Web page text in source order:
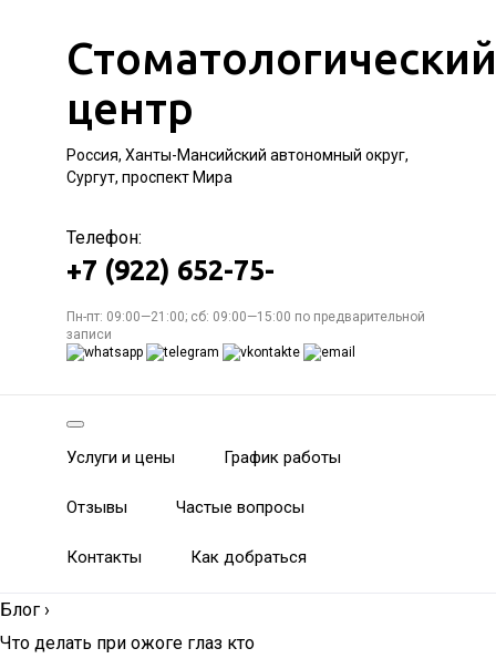
Стоматологический
центр
Россия, Ханты-Мансийский автономный округ,
Сургут, проспект Мира
Телефон:
+7 (922) 652-75-
Пн-пт: 09:00—21:00; сб: 09:00—15:00 по предварительной
записи
Услуги и цены График работы
Отзывы Частые вопросы
Контакты Как добраться
Блог ›
Что делать при ожоге глаз кто